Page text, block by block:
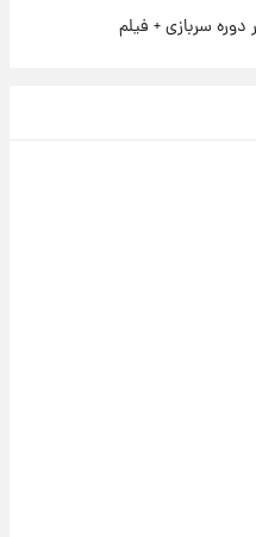
سربازی + فیلم